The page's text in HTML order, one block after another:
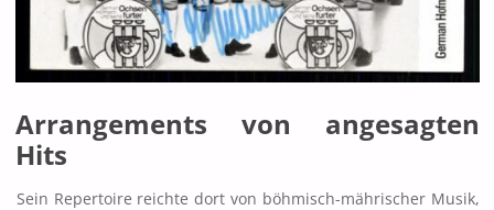
Arrangements von angesagten
Hits
Sein Repertoire reichte dort von böhmisch-mährischer Musik,